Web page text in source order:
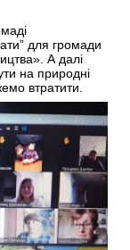
для громади
А далі
на природні
втратити.